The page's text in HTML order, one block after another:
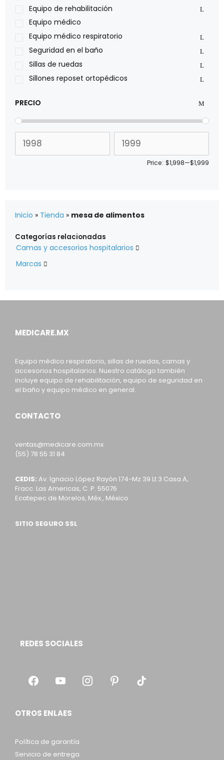
Pride
Roho
Sillas de ruedas Everest Jennings
Stealth products
Xiehe Medical
Equipo de rehabilitación
Equipo médico
Equipo médico respiratorio
Seguridad en el baño
Sillas de ruedas
Sillones reposet ortopédicos
PRECIO
Price: $1,998—$1,999
Inicio » Tienda » mesa de alimentos
Categorías relacionadas
Camas y accesorios hospitalarios 
Marcas 
MEDICARE.MX
Equipo médico respiratorio, sillas de ruedas, camas y
accesorios hospitalarios. Nuestro catálogo también
incluye equipo de rehabilitación, equipo de seguridad en
el baño y equipo médico en general.
CONTACTO
ventas@medicare.com.mx
(55) 78 55 31 84
CEDIS: Av. Ignacio López Rayón 174-Mz 39 Lt 3 Casa A,
Fracc. Las Americas, C. P. 55076
Ecatepec de Morelos, Méx., México
SITIO SEGURO SSL
REDES SOCIALES
OTROS ENLAES
Política de garantía
Servicio de entrega